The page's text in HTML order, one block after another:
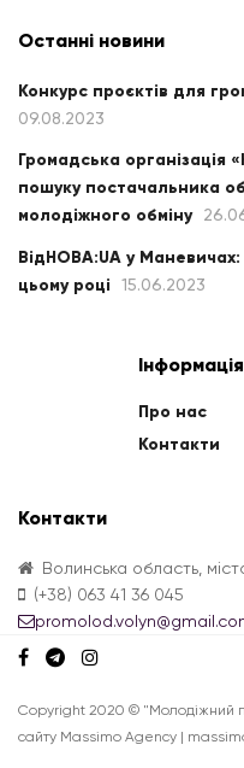
Останні новини
Конкурс проєктів для
09.08.2023
Громадська
пошуку постачальника
молодіжного обміну
ВідНОВА:UA у
цьому році
15.06.2023
Інформація
Про нас
Контакти
Контакти
Волинська область,
(+38) 063 41 36 045
Copyright 2020 © "Молодіжний
сайту Massimo Agency |